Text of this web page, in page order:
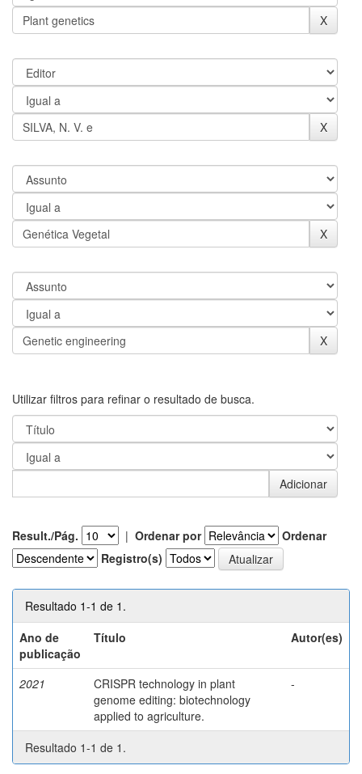
Utilizar filtros para refinar o resultado de busca.
Result./Pág. | Ordenar por
Ordenar
Registro(s)
Resultado 1-1 de 1.
Ano de
publicação
Título Autor(es)
2021
CRISPR technology in plant
genome editing: biotechnology
applied to agriculture.
-
Resultado 1-1 de 1.